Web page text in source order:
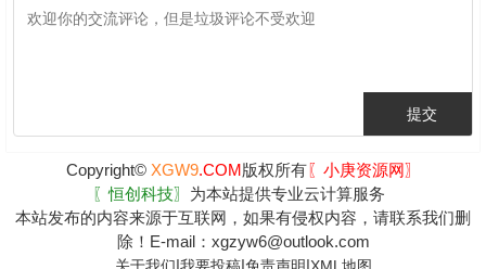
Copyright© XGW9.COM版权所有〖小庚资源网〗
〖恒创科技〗 为本站提供专业云计算服务
本站发布的内容来源于互联网，如果有侵权内容，请联系我们删
除！E-mail：xgzyw6@outlook.com